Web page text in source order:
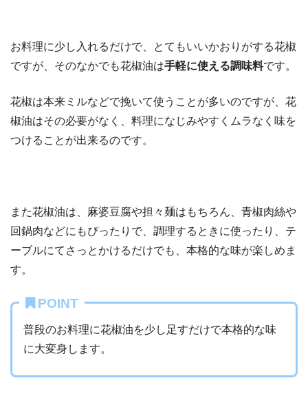
お料理に少し入れるだけで、とてもいいかおりがする花椒
ですが、そのなかでも花椒油は手軽に使える調味料です。
花椒は本来ミルなどで挽いて使うことが多いのですが、花
椒油はその必要がなく、料理になじみやすくムラなく味を
つけることが出来るのです。
また花椒油は、麻婆豆腐や担々麺はもちろん、青椒肉絲や
回鍋肉などにもぴったりで、調理するときに使ったり、テ
ーブルにてさっとかけるだけでも、本格的な味が楽しめま
す。
POINT
普段のお料理に花椒油を少し足すだけで本格的な味
に大変身します。